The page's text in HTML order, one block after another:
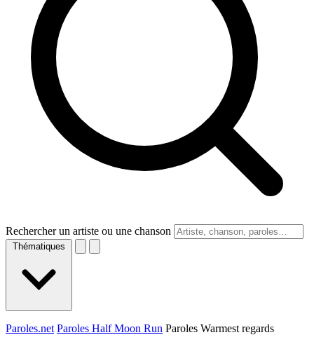
Rechercher un artiste ou une chanson
Thématiques
Paroles.net Paroles Half Moon Run Paroles Warmest regards